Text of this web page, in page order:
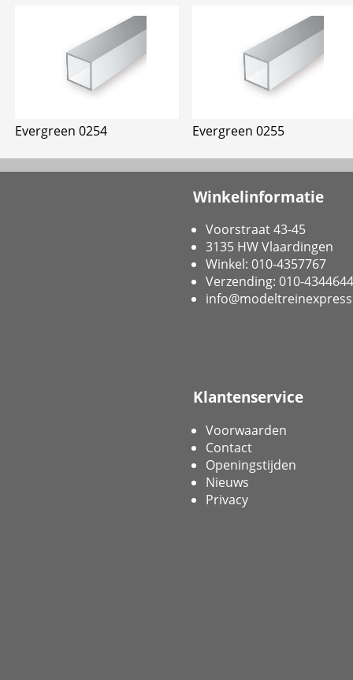
Evergreen 0254 Evergreen 0255
Winkelinformatie
Voorstraat 43-45
3135 HW Vlaardingen
Winkel: 010-4357767
Verzending: 010-4344644
Klantenservice
Voorwaarden
Contact
Openingstijden
Nieuws
Privacy